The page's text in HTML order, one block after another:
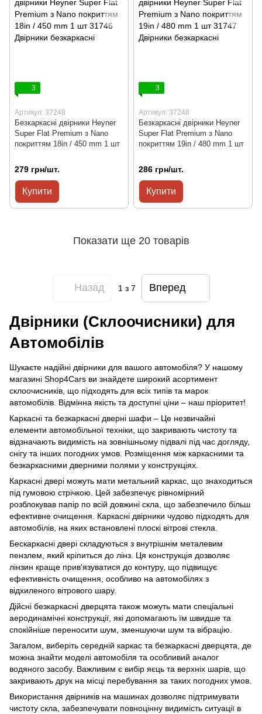
3
Артикул: 37248
Безкаркасні двірники Heyner
Super Flat Premium з Nano
покриттям 18in / 450 mm 1 шт
279 грн/шт.
Купити
3
Артикул: 37248
Безкаркасні двірники Heyner
Super Flat Premium з Nano
покриттям 19in / 480 mm 1 шт
286 грн/шт.
Купити
Показати ще 20 товарів
Назад 1 з 7 Вперед
Двірники (Склоочисники) для
Автомобілів
Шукаєте надійні двірники для вашого автомобіля? У нашому
магазині Shop4Cars ви знайдете широкий асортимент
склоочисників, що підходять для всіх типів та марок
автомобілів. Відмінна якість та доступні ціни – наш пріоритет!
Каркасні та безкаркасні дверні шафи – Це незвичайні
елементи автомобільної техніки, що закривають чистоту та
відзначають видимість на зовнішньому підвалі під час догляду,
снігу та інших погодних умов. Розміщення між каркасними та
безкаркасними дверними полями у конструкціях.
Каркасні двері можуть мати метальний каркас, що знаходиться
під гумовою стрічкою. Цей забезпечує рівномірний
розблокував папір по всій довжині скла, що забезпечило більш
ефективне очищення. Каркасні двірники чудово підходять для
автомобілів, на яких встановлені плоскі вітрові стекла.
Бескаркасні двері складуються з внутрішнім металевим
пензлем, який кріпиться до лінз. Ця конструкція дозволяє
лінзин краще прив'язуватися до контуру, що підвищує
ефективність очищення, особливо на автомобілях з
відхиленого вітрового шару.
Дійсні безкаркасні дверцята також можуть мати спеціальні
аеродинамічні конструкції, які допомагають їм швидше та
спокійніше переносити шум, зменшуючи шум та вібрацію.
Загалом, виберіть середній каркас та безкаркасні дверцята, де
можна знайти моделі автомобіля та особливий аналог
водяного засобу. Важливим є вибір яєць та верхніх шарів, що
закривають друк на місці перебування за таких погодних умов.
Використання двірників на машинах дозволяє підтримувати
чистоту скла, забезпечувати повноцінну видимість ситуації в